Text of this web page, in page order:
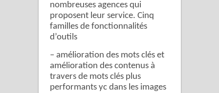
nombreuses agences qui
proposent leur service. Cinq
familles de fonctionnalités
d’outils
– amélioration des mots clés et
amélioration des contenus à
travers de mots clés plus
performants yc dans les images